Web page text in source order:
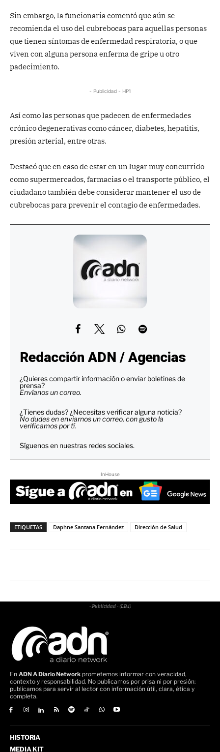
Sin embargo, la funcionaria comentó que aún se
recomienda el uso del cubrebocas para aquellas personas
que tienen síntomas de enfermedad respiratoria, o que
viven con alguna persona enferma de gripe u otro
padecimiento.
- Publicidad - HP1
Así como las personas que padecen de enfermedades
crónico degenerativas como cáncer, diabetes, hepatitis,
presión arterial, entre otras.
Destacó que en caso de estar en un lugar muy concurrido
como supermercados, farmacias o el transporte público, el
ciudadano también debe considerar mantener el uso de
cubrebocas para prevenir el contagio de enfermedades.
Redacción ADN / Agencias
¿Quieres compartir información o enviar boletines de
prensa?
Envíanos un correo.
¿Tienes dudas? ¿Necesitas verificar alguna noticia?
No dudes en enviarnos un correo, con gusto la
verificamos por tí.
Síguenos en nuestras redes sociales.
InHouse
ETIQUETAS Daphne Santana Fernández Dirección de Salud
- Publicidad - (LB4)
En ADN A Diario Network prometemos informar con veracidad,
contexto y responsabilidad. No publicamos por prisa ni por presión:
publicamos para servir al lector con información útil, clara, ética y
completa.
HISTORIA
MEDIA KIT